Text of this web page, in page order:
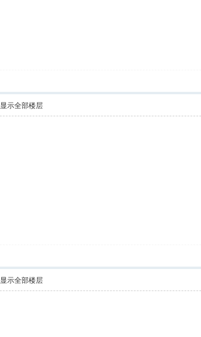
显示全部楼层
显示全部楼层